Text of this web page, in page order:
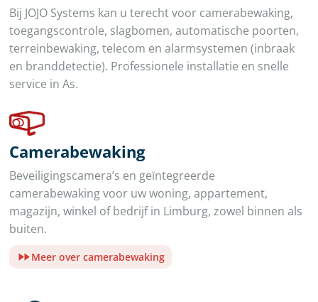
Bij JOJO Systems kan u terecht voor camerabewaking,
toegangscontrole, slagbomen, automatische poorten,
terreinbewaking, telecom en alarmsystemen (inbraak
en branddetectie). Professionele installatie en snelle
service in As.
Camerabewaking
Beveiligingscamera’s en geïntegreerde
camerabewaking voor uw woning, appartement,
magazijn, winkel of bedrijf in Limburg, zowel binnen als
buiten.
Meer over camerabewaking